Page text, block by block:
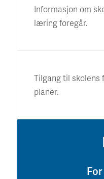
Informasjon om
læring foregår.
Tilgang til skolens
planer.